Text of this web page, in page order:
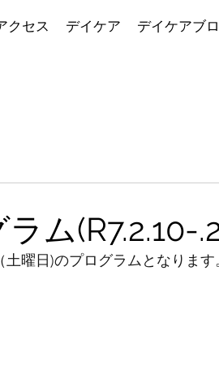
クセス デイケア デイケアブ
ム(R7.2.10-
土曜日)のプログラムとなりま